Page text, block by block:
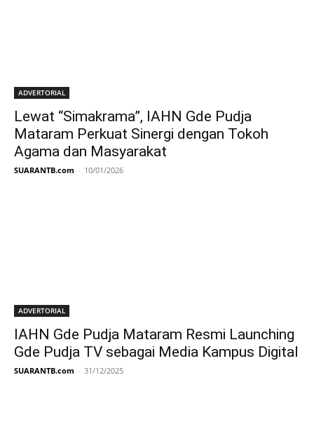
ADVERTORIAL
Lewat “Simakrama”, IAHN Gde Pudja
Mataram Perkuat Sinergi dengan Tokoh
Agama dan Masyarakat
SUARANTB.com - 10/01/2026
ADVERTORIAL
IAHN Gde Pudja Mataram Resmi Launching
Gde Pudja TV sebagai Media Kampus Digital
SUARANTB.com - 31/12/2025